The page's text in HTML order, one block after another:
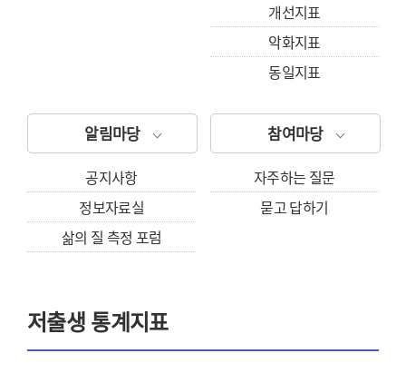
개선지표
악화지표
동일지표
알림마당
공지사항
정보자료실
삶의 질 측정 포럼
참여마당
자주하는 질문
묻고 답하기
저출생 통계지표